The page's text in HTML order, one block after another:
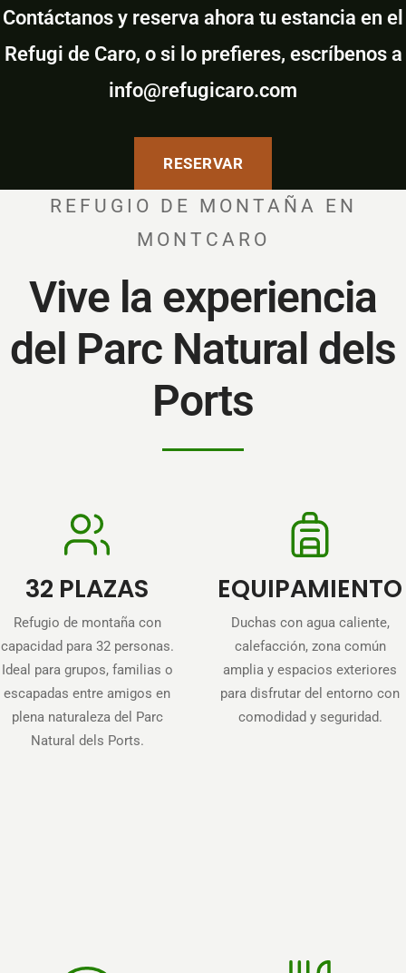
Contáctanos y reserva ahora tu estancia en el
Refugi de Caro, o si lo prefieres, escríbenos a
info@refugicaro.com
RESERVAR
REFUGIO DE MONTAÑA EN
MONTCARO
Vive la experiencia
del Parc Natural dels
Ports
32 PLAZAS
Refugio de montaña con
capacidad para 32 personas.
Ideal para grupos, familias o
escapadas entre amigos en
plena naturaleza del Parc
Natural dels Ports.
EQUIPAMIENTO
Duchas con agua caliente,
calefacción, zona común
amplia y espacios exteriores
para disfrutar del entorno con
comodidad y seguridad.